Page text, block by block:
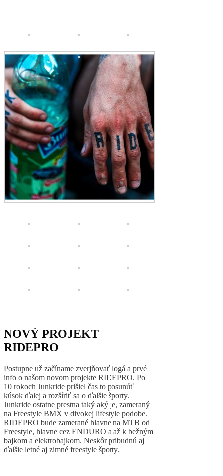
NOVÝ PROJEKT
RIDEPRO
Postupne už začíname zverjňovať logá a prvé
info o našom novom projekte RIDEPRO. Po
10 rokoch Junkride prišiel čas to posunúť
kúsok ďalej a rozšíriť sa o ďalšie športy.
Junkride ostatne prestna taký aký je, zameraný
na Freestyle BMX v divokej lifestyle podobe.
RIDEPRO bude zamerané hlavne na MTB od
Freestyle, hlavne cez ENDURO a až k bežným
bajkom a elektrobajkom. Neskôr pribudnú aj
ďalšie letné aj zimné freestyle športy.